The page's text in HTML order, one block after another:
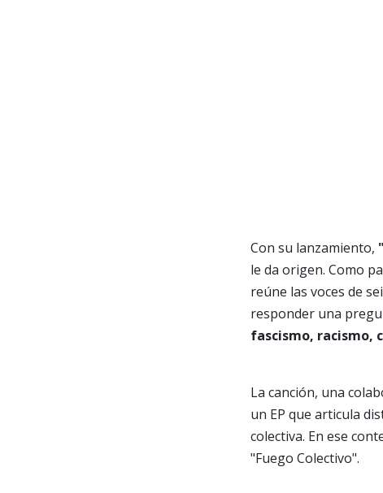
Con su lanzamiento,
le da origen. Como
reúne las voces de
responder una
fascismo, racismo,
La canción, una
un EP que articula
colectiva. En ese
"Fuego Colectivo".